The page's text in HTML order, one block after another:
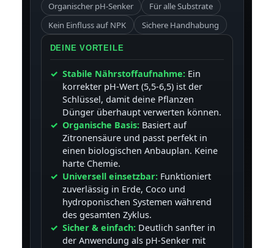
Organischer pH-Senker
Für alle Substrate
Kein Einfluss auf NPK
Sichere Handhabung
DEINE VORTEILE
Stabile Nährstoffaufnahme:Ein
korrekter pH-Wert (5,5-6,5) ist der
Schlüssel, damit deine Pflanzen
Dünger überhaupt verwerten können.
Organische Basis:Basiert auf
Zitronensäure und passt perfekt in
einen biologischen Anbauplan. Keine
harte Chemie.
Universell einsetzbar:Funktioniert
zuverlässig in Erde, Coco und
hydroponischen Systemen während
des gesamten Zyklus.
Sicher & einfach:Deutlich sanfter in
der Anwendung als pH-Senker mit